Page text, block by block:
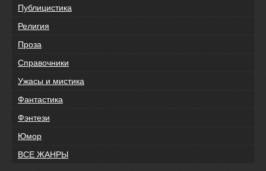
Публицистика
Религия
Проза
Справочники
Ужасы и мистика
Фантастика
Фэнтези
Юмор
ВСЕ ЖАНРЫ